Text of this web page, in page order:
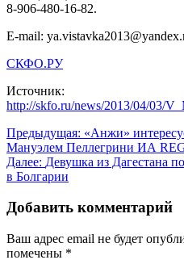
8-906-480-16-82.
E-mail:
СКФО.РУ
Источник:
http://skfo.ru/news/2013/04/03/
Навигация
по
записям
Предыдущая: «Анжи»
Мануэлем Пеллегрини ИА
Далее: Девушка из Дагестана
в Болгарии
Добавить комментарий
Ваш адрес email не будет
помечены *